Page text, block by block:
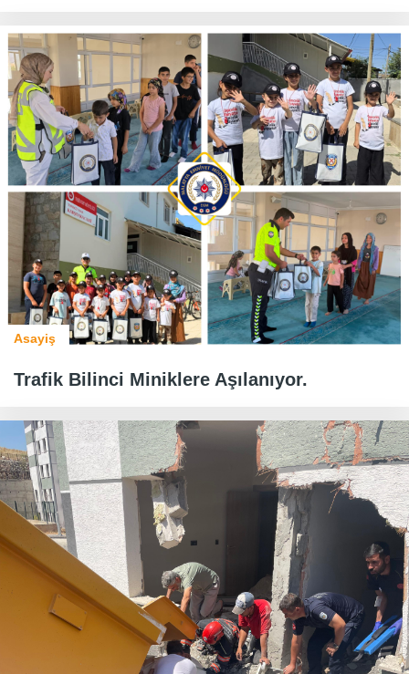
Asayiş
Trafik Bilinci Miniklere Aşılanıyor.